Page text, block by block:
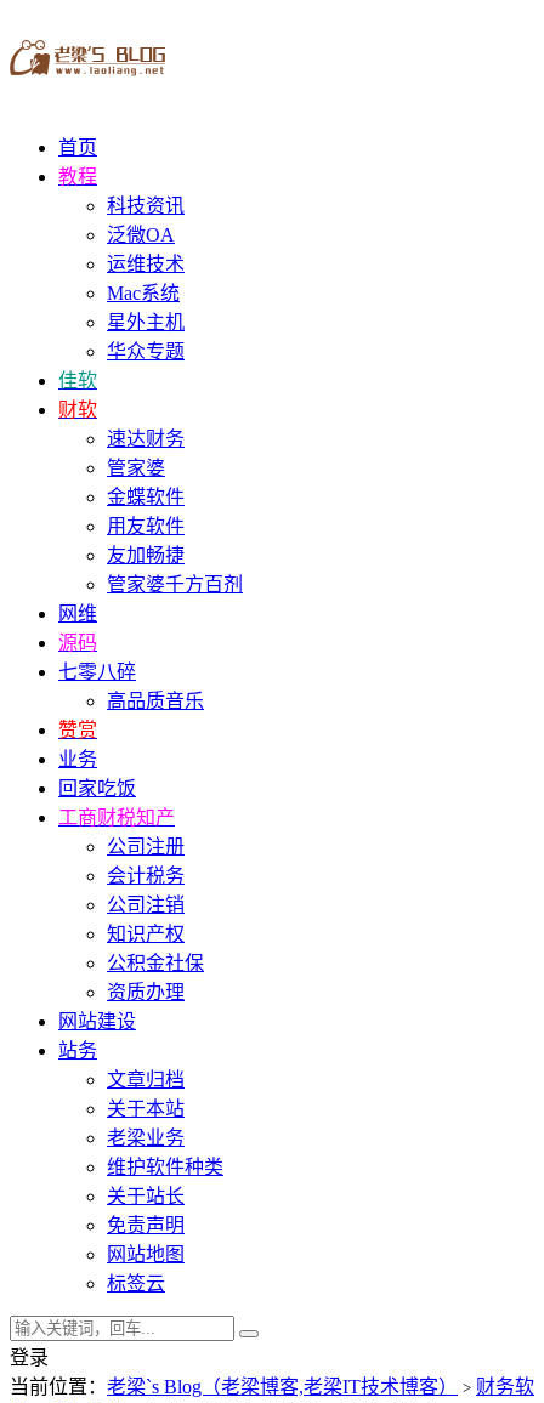
首页
教程
科技资讯
泛微OA
运维技术
Mac系统
星外主机
华众专题
佳软
财软
速达财务
管家婆
金蝶软件
用友软件
友加畅捷
管家婆千方百剂
网维
源码
七零八碎
高品质音乐
赞赏
业务
回家吃饭
工商财税知产
公司注册
会计税务
公司注销
知识产权
公积金社保
资质办理
网站建设
站务
文章归档
关于本站
老梁业务
维护软件种类
关于站长
免责声明
网站地图
标签云
登录
当前位置： 老梁`s Blog（老梁博客,老梁IT技术博客） > 财务软